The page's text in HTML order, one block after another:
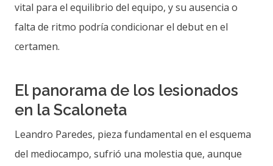
vital para el equilibrio del equipo, y su ausencia o
falta de ritmo podría condicionar el debut en el
certamen.
El panorama de los lesionados
en la Scaloneta
Leandro Paredes, pieza fundamental en el esquema
del mediocampo, sufrió una molestia que, aunque